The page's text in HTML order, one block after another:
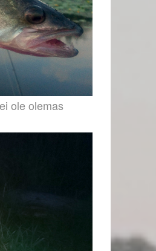
ole olemas